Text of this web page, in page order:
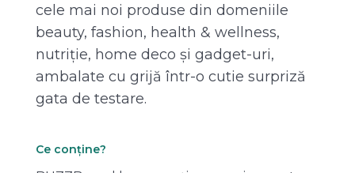
cele mai noi produse din domeniile
beauty, fashion, health & wellness,
nutriție, home deco și gadget-uri,
ambalate cu grijă într-o cutie surpriză
gata de testare.
Ce conține?